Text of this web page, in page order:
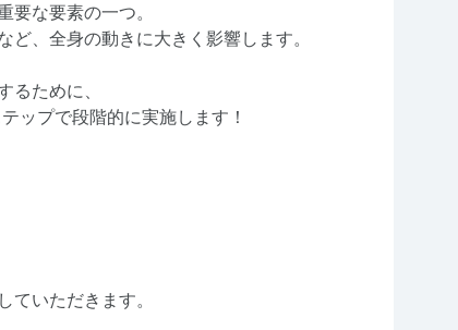
な要素の一つ。
、全身の動きに大きく影響します。
ために、
ップで段階的に実施します！
いただきます。